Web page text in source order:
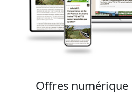
Offres